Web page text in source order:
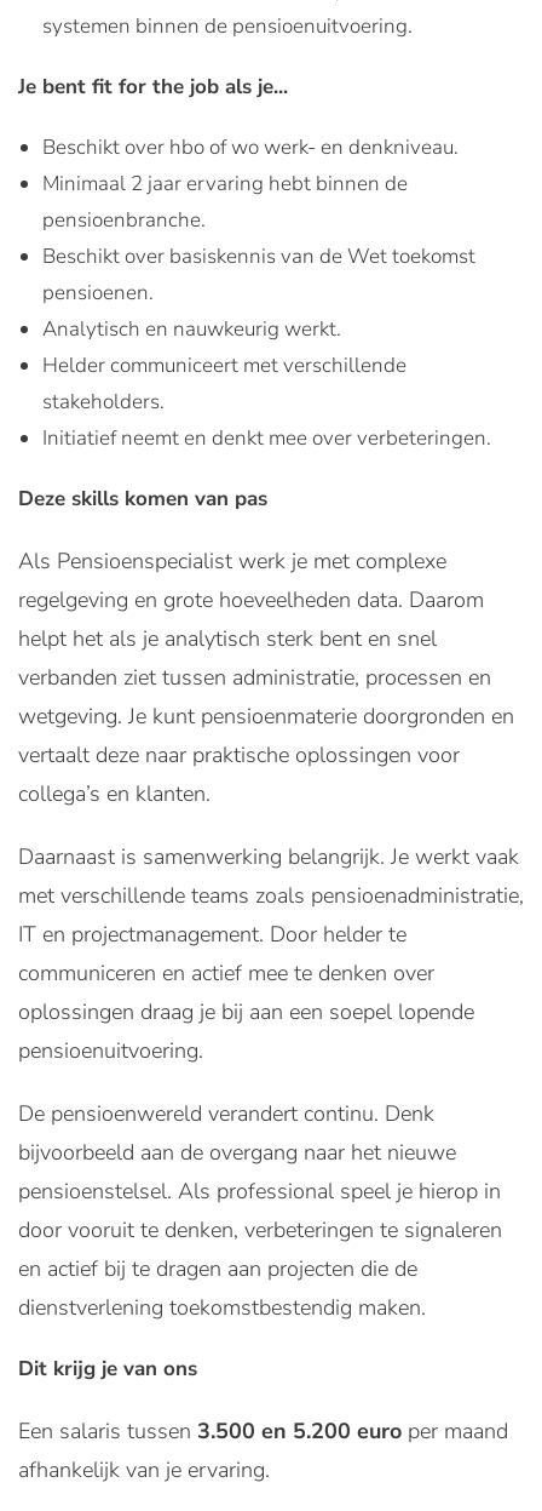
systemen binnen de pensioenuitvoering.
Je bent fit for the job als je...
Beschikt over hbo of wo werk- en denkniveau.
Minimaal 2 jaar ervaring hebt binnen de
pensioenbranche.
Beschikt over basiskennis van de Wet toekomst
pensioenen.
Analytisch en nauwkeurig werkt.
Helder communiceert met verschillende
stakeholders.
Initiatief neemt en denkt mee over verbeteringen.
Deze skills komen van pas
Als Pensioenspecialist werk je met complexe
regelgeving en grote hoeveelheden data. Daarom
helpt het als je analytisch sterk bent en snel
verbanden ziet tussen administratie, processen en
wetgeving. Je kunt pensioenmaterie doorgronden en
vertaalt deze naar praktische oplossingen voor
collega’s en klanten.
Daarnaast is samenwerking belangrijk. Je werkt vaak
met verschillende teams zoals pensioenadministratie,
IT en projectmanagement. Door helder te
communiceren en actief mee te denken over
oplossingen draag je bij aan een soepel lopende
pensioenuitvoering.
De pensioenwereld verandert continu. Denk
bijvoorbeeld aan de overgang naar het nieuwe
pensioenstelsel. Als professional speel je hierop in
door vooruit te denken, verbeteringen te signaleren
en actief bij te dragen aan projecten die de
dienstverlening toekomstbestendig maken.
Dit krijg je van ons
Een salaris tussen 3.500 en 5.200 euro per maand
afhankelijk van je ervaring.